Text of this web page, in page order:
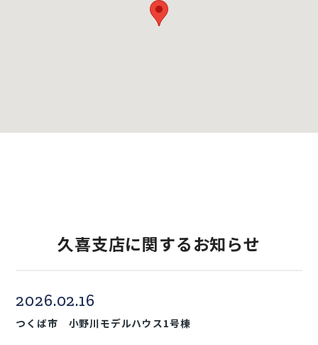
久喜支店に関するお知らせ
2026.02.16
つくば市 小野川モデルハウス1号棟